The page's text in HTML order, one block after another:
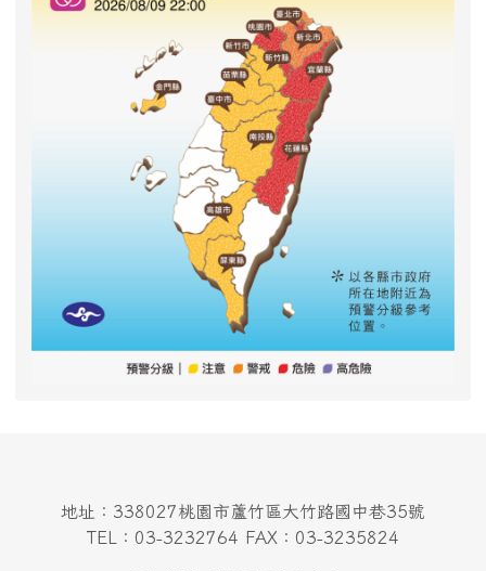
地址：338027桃園市蘆竹區大竹路國中巷35號
TEL：03-3232764 FAX：03-3235824